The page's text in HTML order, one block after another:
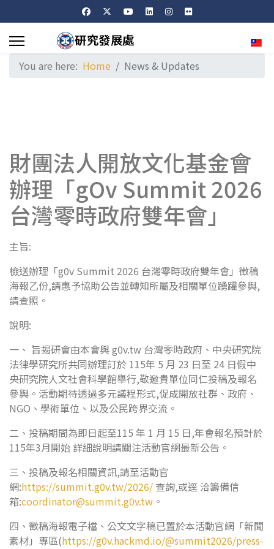
You are here: Home News & Updates
財團法人開放文化基金會
辦理「gOv Summit 2026
台灣零時政府雙年會」
主旨:
檢送辦理「g0v Summit 2026 台灣零時政府雙年會」徵稿
海報乙份,請惠予協助公告並轉知所屬及相關單位踴躍參與,
請查照。
說明:
一、 旨揭研會由本會與 g0v.tw 台灣零時政府、中央研究院
法律學研究所共同辦理訂於 115年 5 月 23 日至 24 日假中
央研究院人文社會科學館舉行,敬邀貴單位同仁投稿及報名
參與。活動期待透過多元議程形式,促成開放社群、政府、
NGO、學術單位、以及公民跨界交流。
二、投稿期間為即日起至115 年 1 月 15 日,年會報名預計於
115年3月開始 詳細說明請關注活動官網最新公告。
三、投稿及報名相關資訊,請至活動官
網:https://summit.g0v.tw/2026/ 查詢,或逕 洽籌備信
箱:coordinator@summit.g0v.tw 。
四、徵稿海報電子檔、公文文字稿已置於本活動官網「新聞
素材」專區(https://g0v.hackmd.io/@summit2026/press-